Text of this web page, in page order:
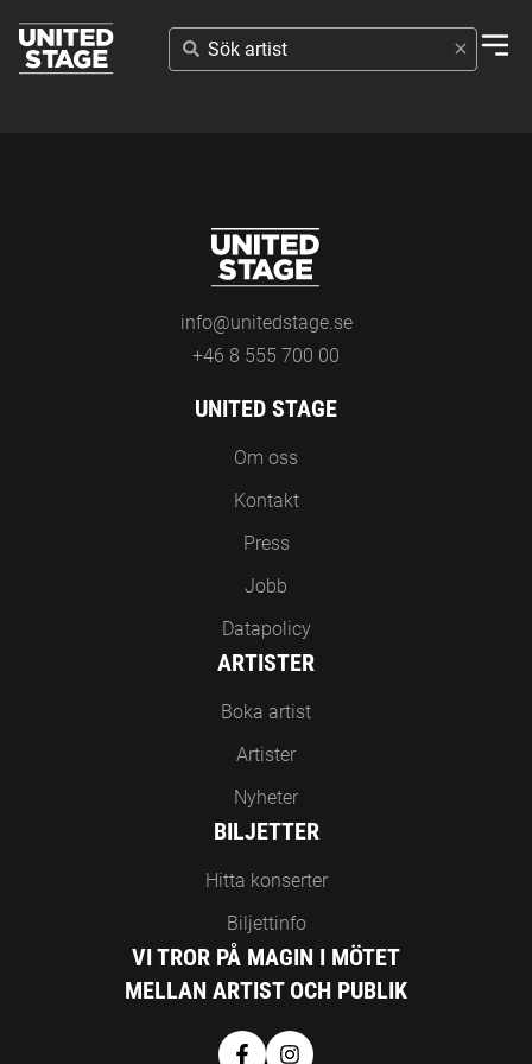
SÖK
ARTIST
info@unitedstage.se
+46 8 555 700 00
UNITED STAGE
Om oss
Kontakt
Press
Jobb
Datapolicy
ARTISTER
Boka artist
Artister
Nyheter
BILJETTER
Hitta konserter
Biljettinfo
VI TROR PÅ MAGIN I MÖTET
MELLAN ARTIST OCH PUBLIK